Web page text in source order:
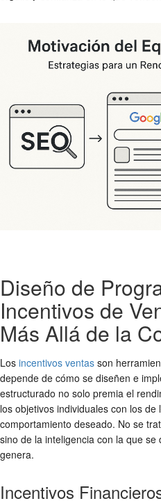
Diseño de
Incentivos de
Más Allá de la
Los incentivos ventas son
depende de cómo se diseñen e
estructurado no solo premia el
los objetivos individuales con los
comportamiento deseado. No se
sino de la inteligencia con la que
genera.
Incentivos